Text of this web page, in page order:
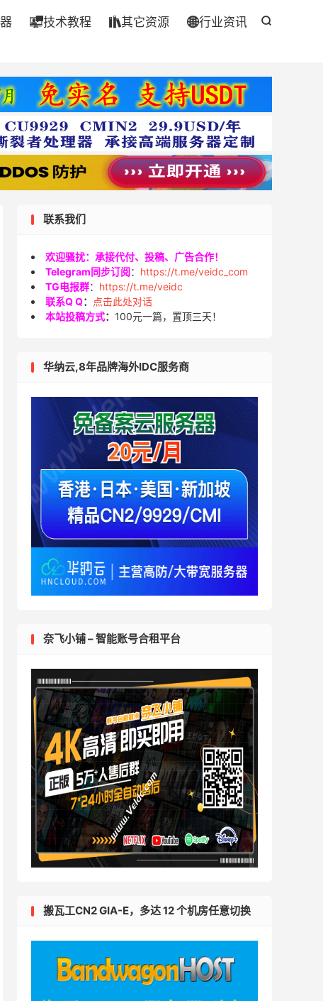

技术教程 其它资源 行业资讯
联系我们
欢迎骚扰：承接代付、投稿、广告合作！
Telegram同步订阅： https://t.me/veidc_com
TG电报群： https://t.me/veidc
联系Q Q：
点击此处对话
本站投稿方式： 100元一篇，置顶三天！
华纳云,8年品牌海外IDC服务商
奈飞小铺 – 智能账号合租平台
搬瓦工CN2 GIA-E，多达 12 个机房任意切换